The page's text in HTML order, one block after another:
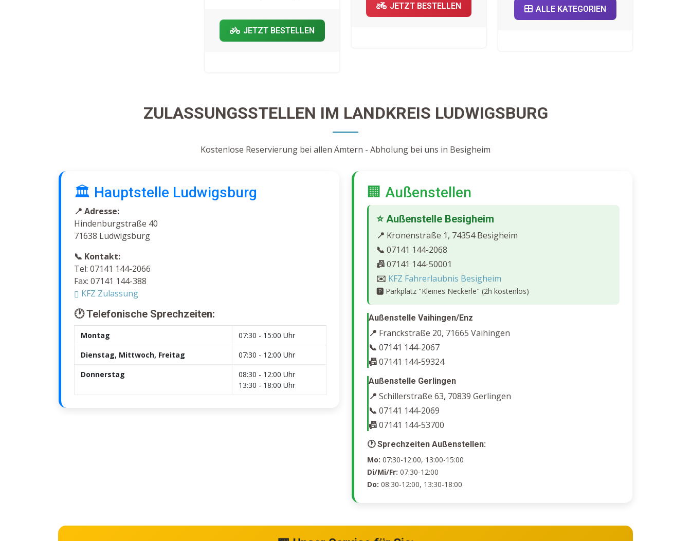
JETZT BESTELLEN
JETZT BESTELLEN ALLE KATEGORIEN
ZULASSUNGSSTELLEN IM LANDKREIS LUDWIGSBURG
Kostenlose Reservierung bei allen Ämtern - Abholung bei uns in Besigheim
🏛️ Hauptstelle Ludwigsburg
📍 Adresse:
Hindenburgstraße 40
71638 Ludwigsburg
📞 Kontakt:
Tel: 07141 144-2066
Fax: 07141 144-388
KFZ Zulassung
🕐 Telefonische Sprechzeiten:
Montag
07:30 - 15:00 Uhr
Dienstag, Mittwoch, Freitag
07:30 - 12:00 Uhr
Donnerstag
08:30 - 12:00 Uhr
13:30 - 18:00 Uhr
🏢 Außenstellen
⭐ Außenstelle Besigheim
📍 Kronenstraße 1, 74354 Besigheim
📞 07141 144-2068
📠07141 144-50001
✉️ KFZ Fahrerlaubnis Besigheim
🅿️ Parkplatz "Kleines Neckerle" (2h kostenlos)
Außenstelle Vaihingen/Enz
📍 Franckstraße 20, 71665 Vaihingen
📞 07141 144-2067
📠07141 144-59324
Außenstelle Gerlingen
📍 Schillerstraße 63, 70839 Gerlingen
📞 07141 144-2069
📠07141 144-53700
🕐 Sprechzeiten Außenstellen:
Mo: 07:30-12:00, 13:00-15:00
Di/Mi/Fr: 07:30-12:00
Do: 08:30-12:00, 13:30-18:00